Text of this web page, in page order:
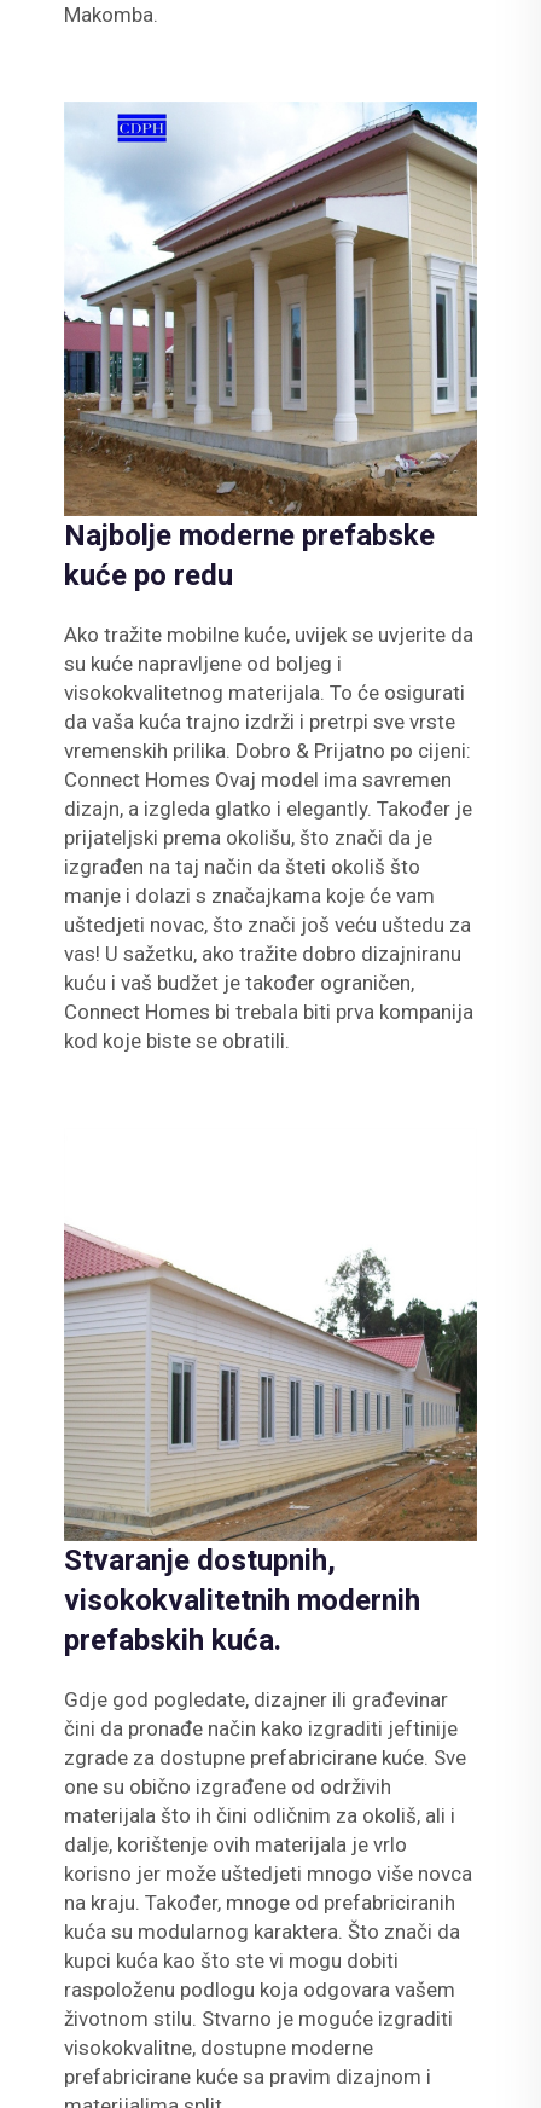
Makomba.
Najbolje moderne prefabske
kuće po redu
Ako tražite mobilne kuće, uvijek se uvjerite da
su kuće napravljene od boljeg i
visokokvalitetnog materijala. To će osigurati
da vaša kuća trajno izdrži i pretrpi sve vrste
vremenskih prilika. Dobro & Prijatno po cijeni:
Connect Homes Ovaj model ima savremen
dizajn, a izgleda glatko i elegantly. Također je
prijateljski prema okolišu, što znači da je
izgrađen na taj način da šteti okoliš što
manje i dolazi s značajkama koje će vam
uštedjeti novac, što znači još veću uštedu za
vas! U sažetku, ako tražite dobro dizajniranu
kuću i vaš budžet je također ograničen,
Connect Homes bi trebala biti prva kompanija
kod koje biste se obratili.
Stvaranje dostupnih,
visokokvalitetnih modernih
prefabskih kuća.
Gdje god pogledate, dizajner ili građevinar
čini da pronađe način kako izgraditi jeftinije
zgrade za dostupne prefabricirane kuće. Sve
one su obično izgrađene od održivih
materijala što ih čini odličnim za okoliš, ali i
dalje, korištenje ovih materijala je vrlo
korisno jer može uštedjeti mnogo više novca
na kraju. Također, mnoge od prefabriciranih
kuća su modularnog karaktera. Što znači da
kupci kuća kao što ste vi mogu dobiti
raspoloženu podlogu koja odgovara vašem
životnom stilu. Stvarno je moguće izgraditi
visokokvalitne, dostupne moderne
prefabricirane kuće sa pravim dizajnom i